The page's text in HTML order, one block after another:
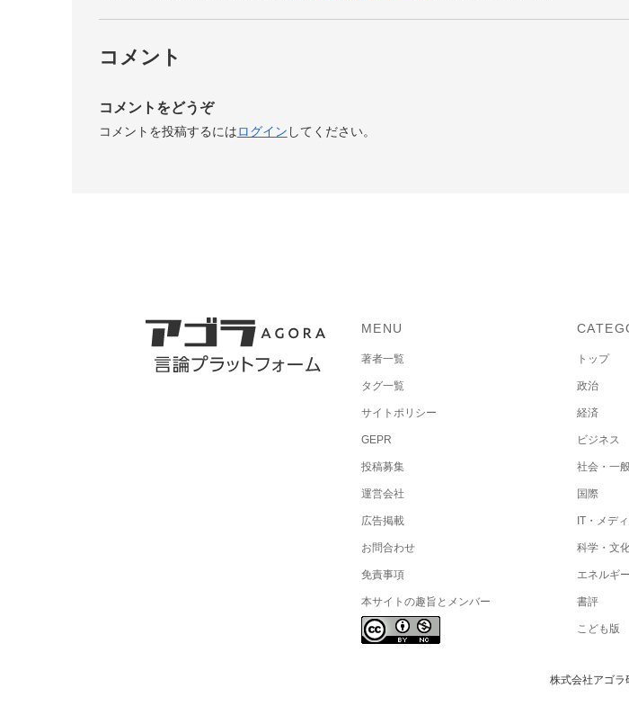
コメント
コメントをどうぞ
コメントを投稿するにはログイン してください。
MENU
著者一覧
タグ一覧
サイトポリシー
GEPR
投稿募集
運営会社
広告掲載
お問合わせ
免責事項
本サイトの趣旨とメンバー
トップ
政治
経済
ビジネス
社会・一
国際
IT・メデ
科学・文
エネルギー
書評
こども版
株式会社アゴラ